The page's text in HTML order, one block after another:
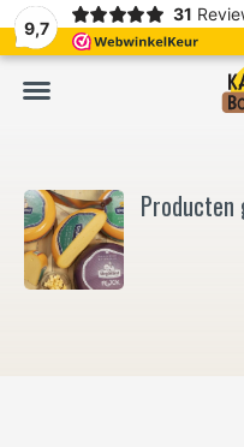
9,7
31
Vers van het mes en